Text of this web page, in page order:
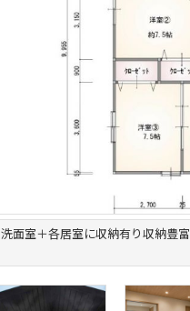
洗面室＋各居室に収納有り収納豊富